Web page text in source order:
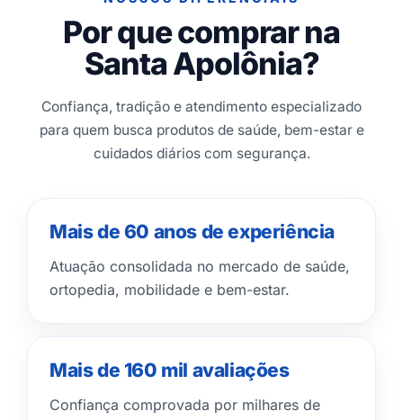
Por que comprar na
Santa Apolônia?
Confiança, tradição e atendimento especializado
para quem busca produtos de saúde, bem-estar e
cuidados diários com segurança.
Mais de 60 anos de experiência
Atuação consolidada no mercado de saúde,
ortopedia, mobilidade e bem-estar.
Mais de 160 mil avaliações
Confiança comprovada por milhares de